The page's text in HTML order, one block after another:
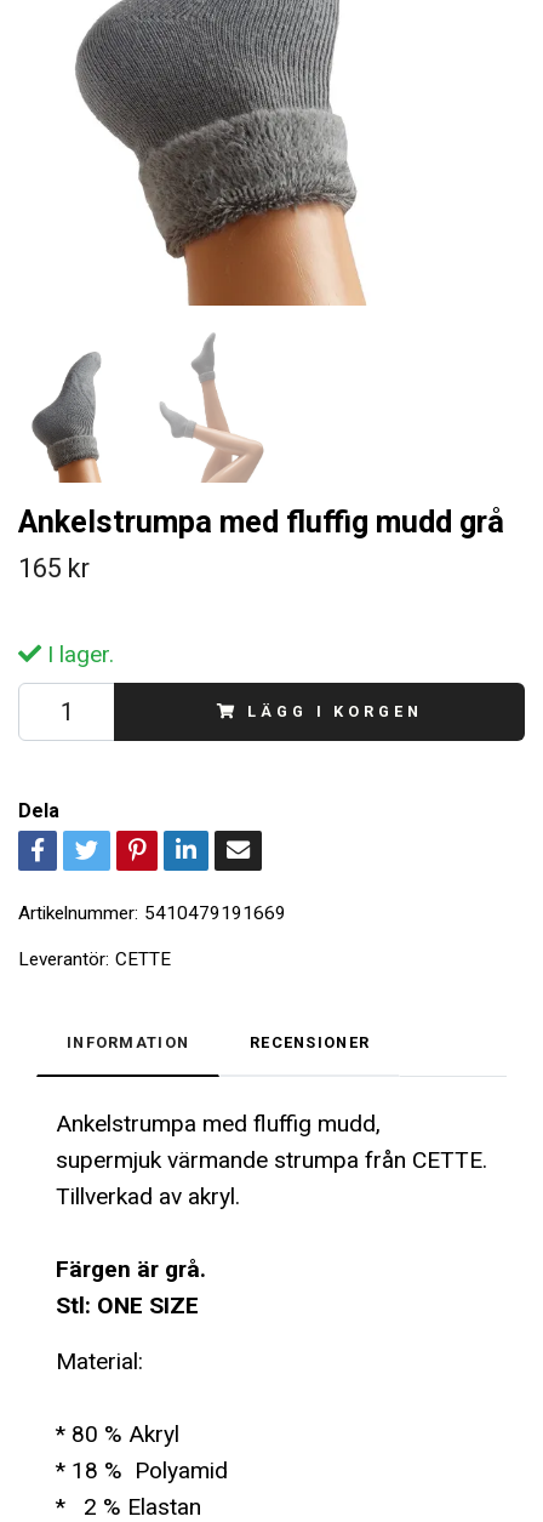
Ankelstrumpa med fluffig mudd grå
165 kr
I lager.
LÄGG I KORGEN
Dela
Artikelnummer: 5410479191669
Leverantör: CETTE
INFORMATION RECENSIONER
Ankelstrumpa med fluffig mudd,
supermjuk värmande strumpa från CETTE.
Tillverkad av akryl.
Färgen är grå.
Stl: ONE SIZE
Material:
* 80 % Akryl
* 18 % Polyamid
* 2 % Elastan